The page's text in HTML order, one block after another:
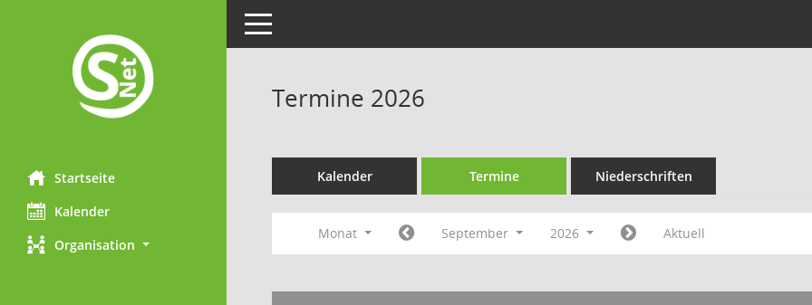
Startseite
Kalender
Organisation
Toggle navigation
Termine 2026
Kalender Termine Niederschriften
Monat September 2026 Aktuell